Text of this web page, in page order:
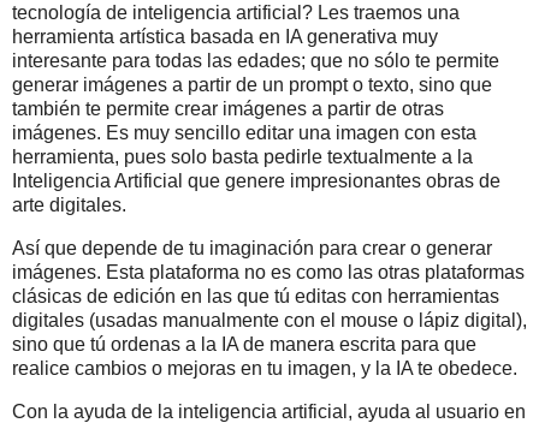
tecnología de inteligencia artificial? Les traemos una
herramienta artística basada en IA generativa muy
interesante para todas las edades; que no sólo te permite
generar imágenes a partir de un prompt o texto, sino que
también te permite crear imágenes a partir de otras
imágenes. Es muy sencillo editar una imagen con esta
herramienta, pues solo basta pedirle textualmente a la
Inteligencia Artificial que genere impresionantes obras de
arte digitales.
Así que depende de tu imaginación para crear o generar
imágenes. Esta plataforma no es como las otras plataformas
clásicas de edición en las que tú editas con herramientas
digitales (usadas manualmente con el mouse o lápiz digital),
sino que tú ordenas a la IA de manera escrita para que
realice cambios o mejoras en tu imagen, y la IA te obedece.
Con la ayuda de la inteligencia artificial, ayuda al usuario en